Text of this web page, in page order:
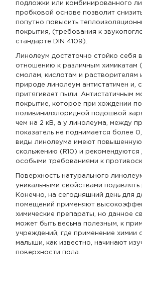
подложки или комбинированного
пробковой основе позволит
попутно повысить
покрытия, (требования к
стандарте DIN 4109).
Линолеум достаточно стойко себя
отношению к различным химикатам
смолам, кислотам и растворителям
природе линолеум антистатичен и,
притягивает пыли. Антистатичным
покрытие, которое при хождении
поливинилхлоридной подошвой
чем на 2 кВ, а у линолеума, между
показатель не поднимается более
виды линолеума имеют повышенную
скольжению (R10) и
особыми требованиями к
Поверхность натурального
уникальными свойствами подавлять
Конечно, на сегодняшний день для
помещений применяют
химические препараты, но данное
может быть весьма полезным, к
учреждений, где применение химии
малыши, как известно, начинают
поверхности пола.